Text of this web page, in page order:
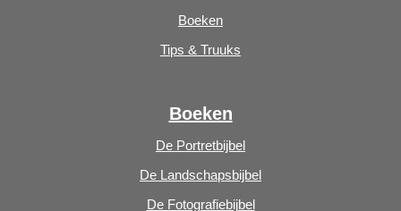
Boeken
Tips & Truuks
Boeken
De Portretbijbel
De Landschapsbijbel
De Fotografiebijbel